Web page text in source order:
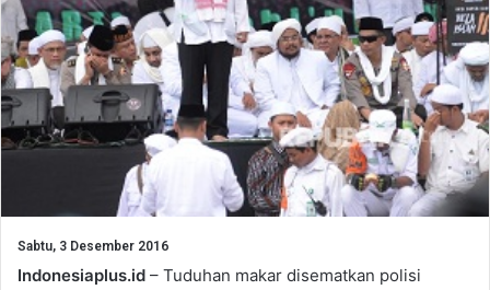
Sabtu, 3 Desember 2016
Indonesiaplus.id – Tuduhan makar disematkan polisi